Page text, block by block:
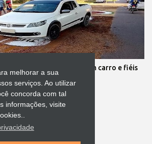
melhorar a sua
serviços. Ao utilizar
concorda com tal
informações, visite
de Corpus Christi com carro e fiéis
Tecnologia do Blogger